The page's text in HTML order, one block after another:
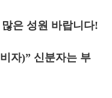
은 성원 바랍니다!
자)” 신분자는 부